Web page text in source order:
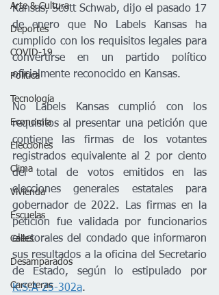
Arte & Cultura
Deportes
COVID-19
Política
Tecnología
Economía
Elecciones
Clima
Vivienda
Escuelas
Calles
Desamparados
Carreteras
Kansas, Scott Schwab, dijo el pasado 17
de enero que No Labels Kansas ha
cumplido con los requisitos legales para
convertirse en un partido político
oficialmente reconocido en Kansas.
No Labels Kansas cumplió con los
requisitos al presentar una petición que
contiene las firmas de los votantes
registrados equivalente al 2 por ciento
del total de votos emitidos en las
elecciones generales estatales para
gobernador de 2022. Las firmas en la
petición fue validada por funcionarios
electorales del condado que informaron
sus resultados a la oficina del Secretario
K.S.A 25-302a.